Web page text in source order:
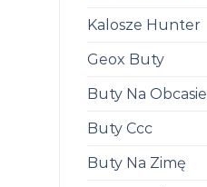
Kalosze Hunter
Geox Buty
Buty Na Obcasie
Buty Ccc
Buty Na Zimę